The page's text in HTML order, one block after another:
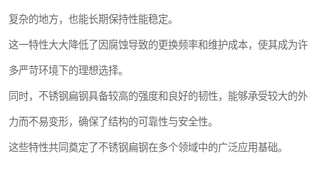
复杂的地方，也能长期保持性能稳定。
这一特性大大降低了因腐蚀导致的更换频率和维护成本，使其成为许
多严苛环境下的理想选择。
同时，不锈钢扁钢具备较高的强度和良好的韧性，能够承受较大的外
力而不易变形，确保了结构的可靠性与安全性。
这些特性共同奠定了不锈钢扁钢在多个领域中的广泛应用基础。